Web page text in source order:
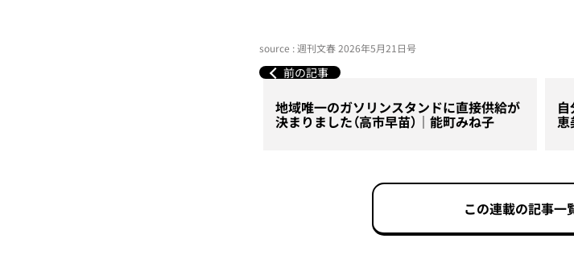
source : 週刊文春 2026年5月21日号
前の記事
地域唯一のガソリンスタンドに直接供給が
決まりました（高市早苗）｜能町みね子 恵
この連載の記事一